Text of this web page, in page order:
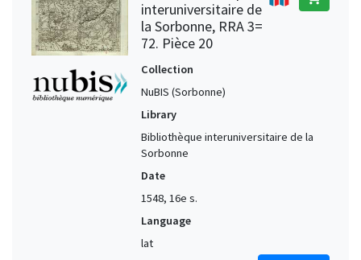
interuniversitaire de
la Sorbonne, RRA 3=
72. Pièce 20
Collection
NuBIS (Sorbonne)
Library
Bibliothèque interuniversitaire de la
Sorbonne
Date
1548, 16e s.
Language
lat